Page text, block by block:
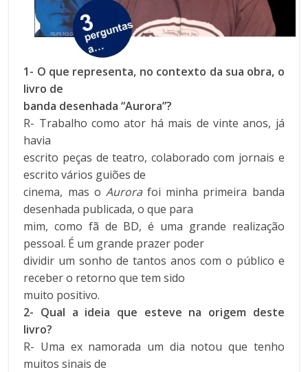
1- O que representa, no contexto da sua obra, o
livro de
banda desenhada “Aurora”?
R- Trabalho como ator há mais de vinte anos, já
havia
escrito peças de teatro, colaborado com jornais e
escrito vários guiões de
cinema, mas o Aurorafoi minha primeira banda
desenhada publicada, o que para
mim, como fã de BD, é uma grande realização
pessoal. É um grande prazer poder
dividir um sonho de tantos anos com o público e
receber o retorno que tem sido
muito positivo.
2- Qual a ideia que esteve na origem deste
livro?
R- Uma ex namorada um dia notou que tenho
muitos sinais de